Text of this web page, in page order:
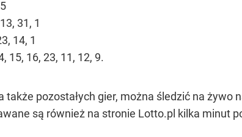
31, 1
14, 1
15, 16, 23, 11, 12, 9.
pozostałych gier, można śledzić na żywo
są również na stronie Lotto.pl kilka minut